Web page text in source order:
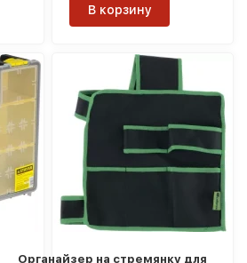
В корзину
Органайзер на стремянку для